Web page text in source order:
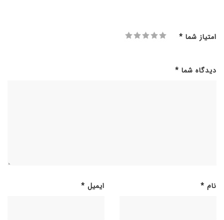
امتیاز شما *
دیدگاه شما *
نام * ایمیل *